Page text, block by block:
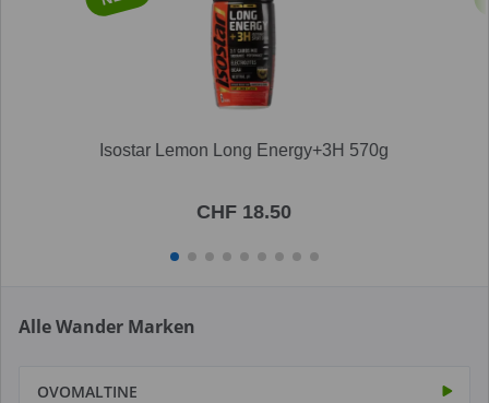
Isostar Lemon Long Energy+3H 570g
CHF 18.50
Alle Wander Marken
OVOMALTINE